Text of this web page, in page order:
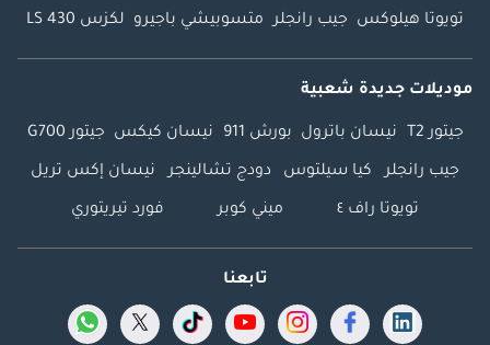
تويوتا هيلوكس جيب رانجلر متسوبيشي باجيرو لكزس LS 430
موديلات جديدة شعبية
جيتور T2 نيسان باترول بورش 911 نيسان كيكس جيتور G700
جيب رانجلر كيا سيلتوس دودج تشالينجر نيسان إكس تريل
تويوتا راف ٤ ميني كوبر فورد تيريتوري
تابعنا